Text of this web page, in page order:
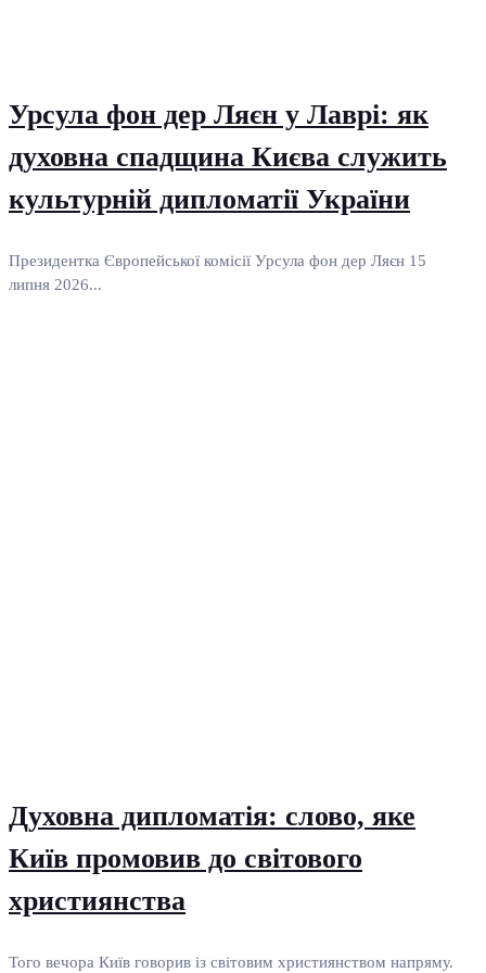
Урсула фон дер Ляєн у Лаврі: як
духовна спадщина Києва служить
культурній дипломатії України
Президентка Європейської комісії Урсула фон дер Ляєн 15
липня 2026...
Духовна дипломатія: слово, яке
Київ промовив до світового
християнства
Того вечора Київ говорив із світовим християнством напряму.